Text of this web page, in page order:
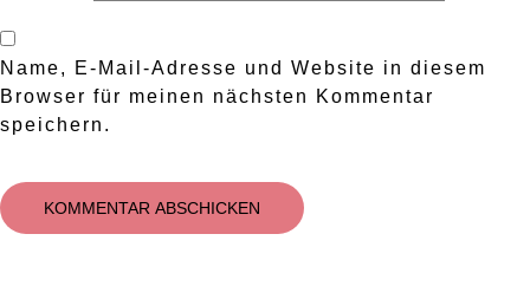
Name, E-Mail-Adresse und Website in diesem
Browser für meinen nächsten Kommentar
speichern.